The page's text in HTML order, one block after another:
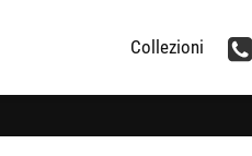
Collezioni